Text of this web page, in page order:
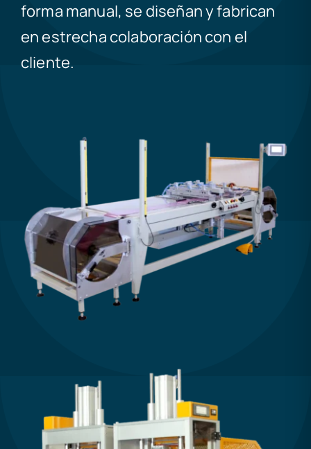
forma manual, se diseñan y fabrican
en estrecha colaboración con el
cliente.